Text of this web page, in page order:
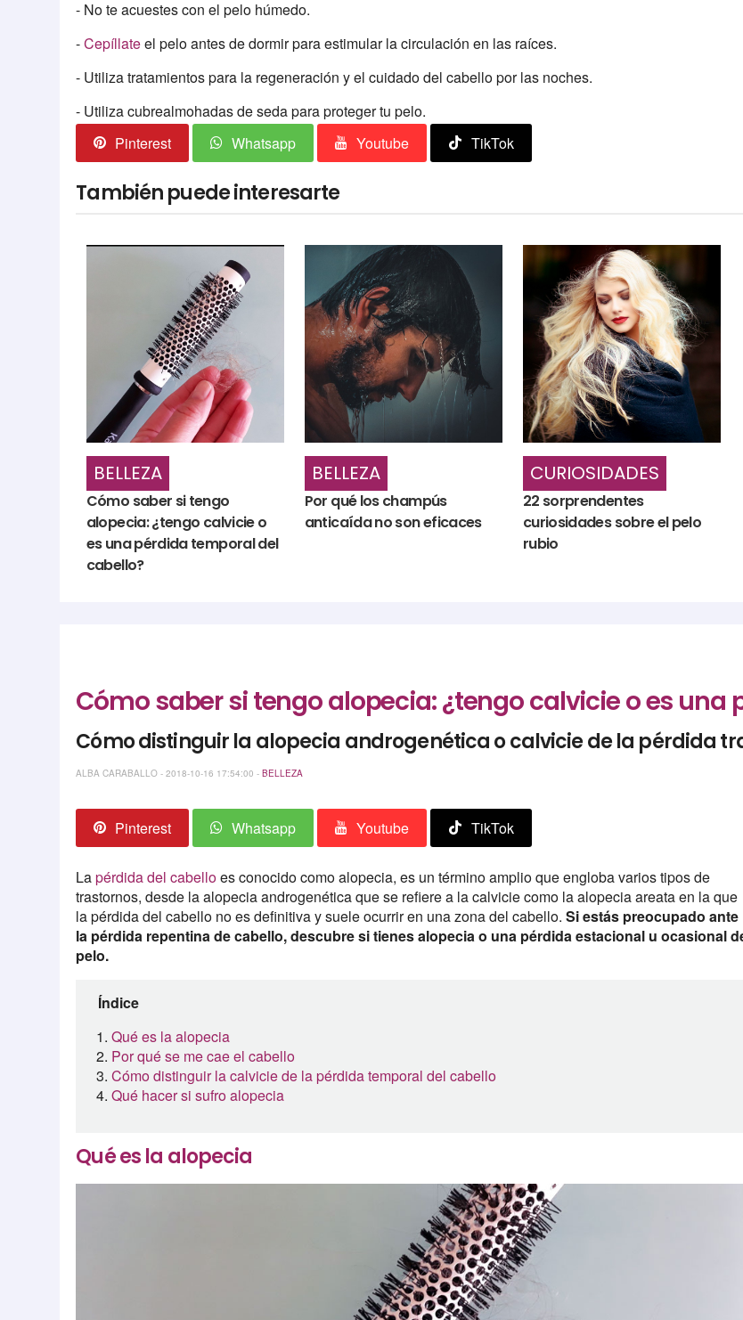
- No te acuestes con el pelo húmedo.
-Cepíllateel pelo antes de dormir para estimular la circulación en las raíces.
- Utiliza tratamientos para la regeneración y el cuidado del cabello por las noches.
- Utiliza cubrealmohadas de seda para proteger tu pelo.
Pinterest
Whatsapp Youtube TikTok
También puede interesarte
BELLEZA
Cómo saber si tengo
alopecia: ¿tengo calvicie o
es una pérdida temporal del
cabello?
BELLEZA
Por qué los champús
anticaída no son eficaces
CURIOSIDADES
22 sorprendentes
curiosidades sobre el pelo
rubio
Cómo saber si tengo alopecia: ¿tengo calvicie o es
Cómo distinguir la alopecia androgenética o calvicie de la pérdida
ALBA CARABALLO - 2018-10-16 17:54:00 -BELLEZA
Pinterest Whatsapp Youtube TikTok
Lapérdida del cabelloes conocido como alopecia, es un término amplio que engloba varios tipos de
trastornos, desde la alopecia androgenética que se refiere a la calvicie como la alopecia areata en la que
la pérdida del cabello no es definitiva y suele ocurrir en una zona del cabello.Si estás preocupado ante
la pérdida repentina de cabello, descubre si tienes alopecia o una pérdida estacional u ocasional
pelo.
Índice
Qué es la alopecia
Por qué se me cae el cabello
Cómo distinguir la calvicie de la pérdida temporal del cabello
Qué hacer si sufro alopecia
Qué es la alopecia